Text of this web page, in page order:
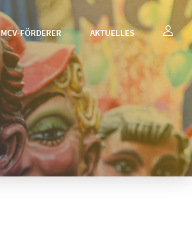
MCV-FÖRDERER AKTUELLES